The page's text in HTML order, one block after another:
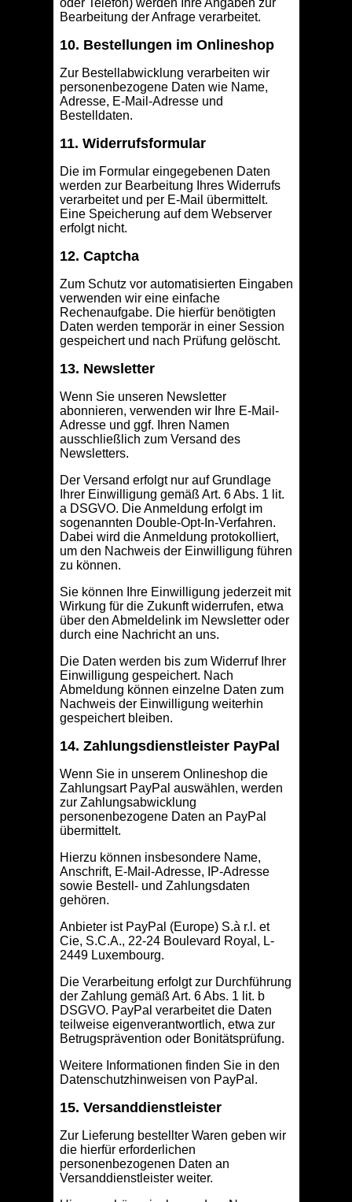
oder Telefon) werden Ihre Angaben zur
Bearbeitung der Anfrage verarbeitet.
10. Bestellungen im Onlineshop
Zur Bestellabwicklung verarbeiten wir
personenbezogene Daten wie Name,
Adresse, E-Mail-Adresse und
Bestelldaten.
11. Widerrufsformular
Die im Formular eingegebenen Daten
werden zur Bearbeitung Ihres Widerrufs
verarbeitet und per E-Mail übermittelt.
Eine Speicherung auf dem Webserver
erfolgt nicht.
12. Captcha
Zum Schutz vor automatisierten Eingaben
verwenden wir eine einfache
Rechenaufgabe. Die hierfür benötigten
Daten werden temporär in einer Session
gespeichert und nach Prüfung gelöscht.
13. Newsletter
Wenn Sie unseren Newsletter
abonnieren, verwenden wir Ihre E-Mail-
Adresse und ggf. Ihren Namen
ausschließlich zum Versand des
Newsletters.
Der Versand erfolgt nur auf Grundlage
Ihrer Einwilligung gemäß Art. 6 Abs. 1 lit.
a DSGVO. Die Anmeldung erfolgt im
sogenannten Double-Opt-In-Verfahren.
Dabei wird die Anmeldung protokolliert,
um den Nachweis der Einwilligung führen
zu können.
Sie können Ihre Einwilligung jederzeit mit
Wirkung für die Zukunft widerrufen, etwa
über den Abmeldelink im Newsletter oder
durch eine Nachricht an uns.
Die Daten werden bis zum Widerruf Ihrer
Einwilligung gespeichert. Nach
Abmeldung können einzelne Daten zum
Nachweis der Einwilligung weiterhin
gespeichert bleiben.
14. Zahlungsdienstleister PayPal
Wenn Sie in unserem Onlineshop die
Zahlungsart PayPal auswählen, werden
zur Zahlungsabwicklung
personenbezogene Daten an PayPal
übermittelt.
Hierzu können insbesondere Name,
Anschrift, E-Mail-Adresse, IP-Adresse
sowie Bestell- und Zahlungsdaten
gehören.
Anbieter ist PayPal (Europe) S.à r.l. et
Cie, S.C.A., 22-24 Boulevard Royal, L-
2449 Luxembourg.
Die Verarbeitung erfolgt zur Durchführung
der Zahlung gemäß Art. 6 Abs. 1 lit. b
DSGVO. PayPal verarbeitet die Daten
teilweise eigenverantwortlich, etwa zur
Betrugsprävention oder Bonitätsprüfung.
Weitere Informationen finden Sie in den
Datenschutzhinweisen von PayPal.
15. Versanddienstleister
Zur Lieferung bestellter Waren geben wir
die hierfür erforderlichen
personenbezogenen Daten an
Versanddienstleister weiter.